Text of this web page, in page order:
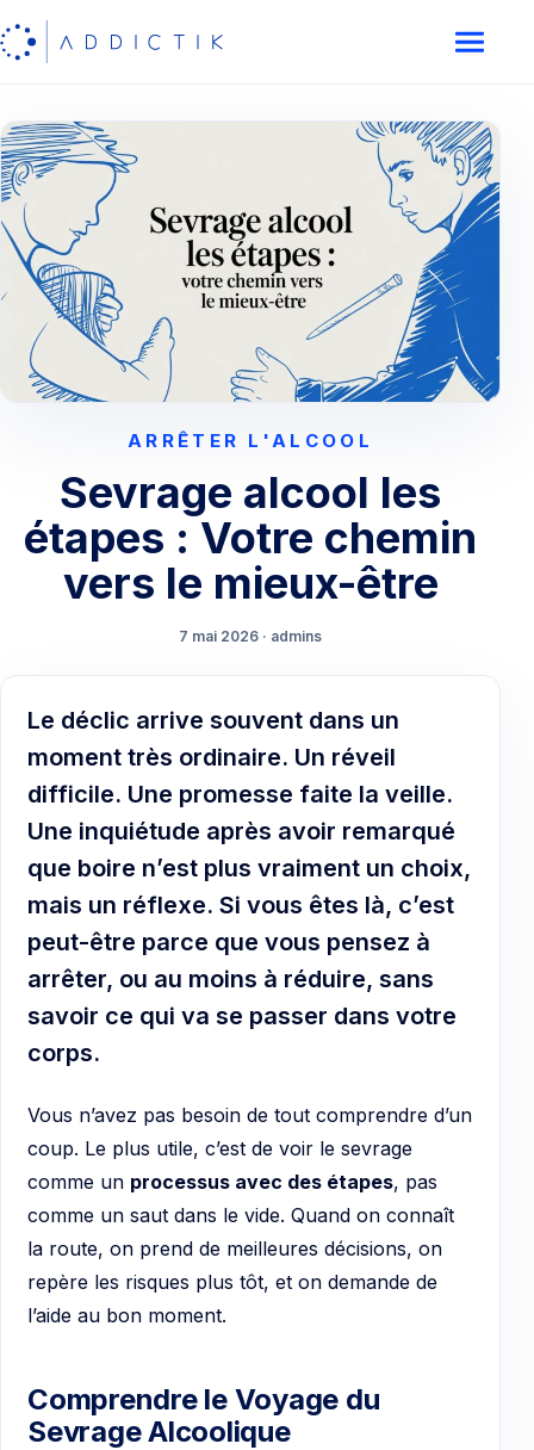
ARRÊTER L'ALCOOL
Sevrage alcool les
étapes : Votre chemin
vers le mieux-être
7 mai 2026 · admins
Le déclic arrive souvent dans un
moment très ordinaire. Un réveil
difficile. Une promesse faite la veille.
Une inquiétude après avoir remarqué
que boire n’est plus vraiment un choix,
mais un réflexe. Si vous êtes là, c’est
peut-être parce que vous pensez à
arrêter, ou au moins à réduire, sans
savoir ce qui va se passer dans votre
corps.
Vous n’avez pas besoin de tout comprendre d’un
coup. Le plus utile, c’est de voir le sevrage
comme un processus avec des étapes, pas
comme un saut dans le vide. Quand on connaît
la route, on prend de meilleures décisions, on
repère les risques plus tôt, et on demande de
l’aide au bon moment.
Comprendre le Voyage du
Sevrage Alcoolique